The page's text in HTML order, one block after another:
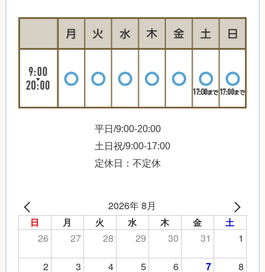
平日/9:00-20:00
土日祝/9:00-17:00
定休日：不定休
2026年 8月
日 月 火 水 木 金 土
26 27 28 29 30 31
1
2
3 4 5 6 7
8